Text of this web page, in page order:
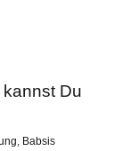
Du
, Babsis